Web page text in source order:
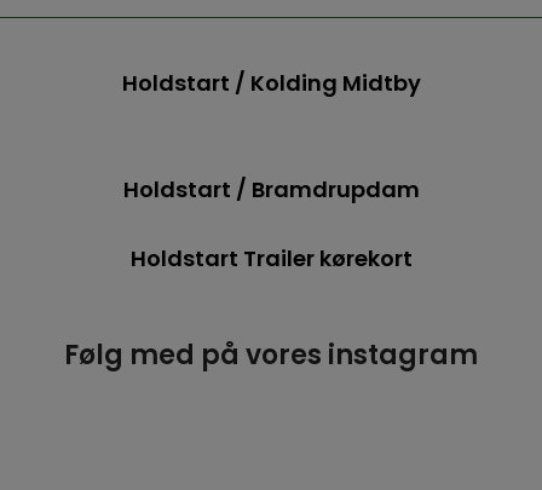
Holdstart / Kolding Midtby
Holdstart / Bramdrupdam
Holdstart Trailer kørekort
Følg med på vores instagram